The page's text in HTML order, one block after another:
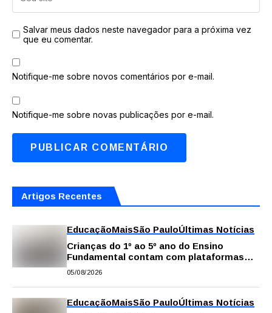
Salvar meus dados neste navegador para a próxima vez
que eu comentar.
Notifique-me sobre novos comentários por e-mail.
Notifique-me sobre novas publicações por e-mail.
Artigos Recentes
EducaçãoMaisSão PauloÚltimas Notícias
Crianças do 1º ao 5º ano do Ensino
Fundamental contam com plataformas
digitais para apoiar estudos na escola e
05/08/2026
EducaçãoMaisSão PauloÚltimas Notícias